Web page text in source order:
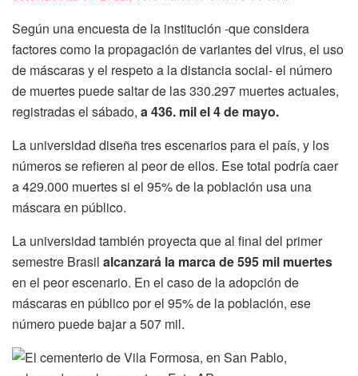
Según una encuesta de la institución -que considera
factores como la propagación de variantes del virus, el uso
de máscaras y el respeto a la distancia social- el número
de muertes puede saltar de las 330.297 muertes actuales,
registradas el sábado, a 436. mil el 4 de mayo.
La universidad diseña tres escenarios para el país, y los
números se refieren al peor de ellos. Ese total podría caer
a 429.000 muertes si el 95% de la población usa una
máscara en público.
La universidad también proyecta que al final del primer
semestre Brasil alcanzará la marca de 595 mil muertes
en el peor escenario. En el caso de la adopción de
máscaras en público por el 95% de la población, ese
número puede bajar a 507 mil.